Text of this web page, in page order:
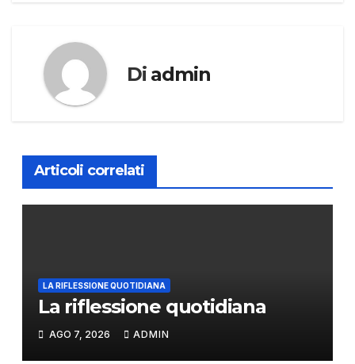
Di admin
Articoli correlati
LA RIFLESSIONE QUOTIDIANA
La riflessione quotidiana
AGO 7, 2026 ADMIN